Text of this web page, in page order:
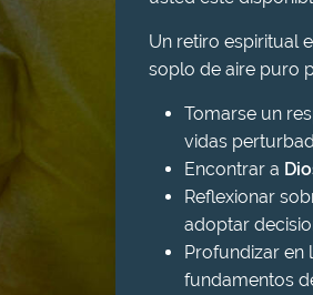
Un retiro espiritual
soplo de aire puro
Tomarse un
vidas
Encontrar a
Reflexionar
adoptar
Profundizar en
fundamentos